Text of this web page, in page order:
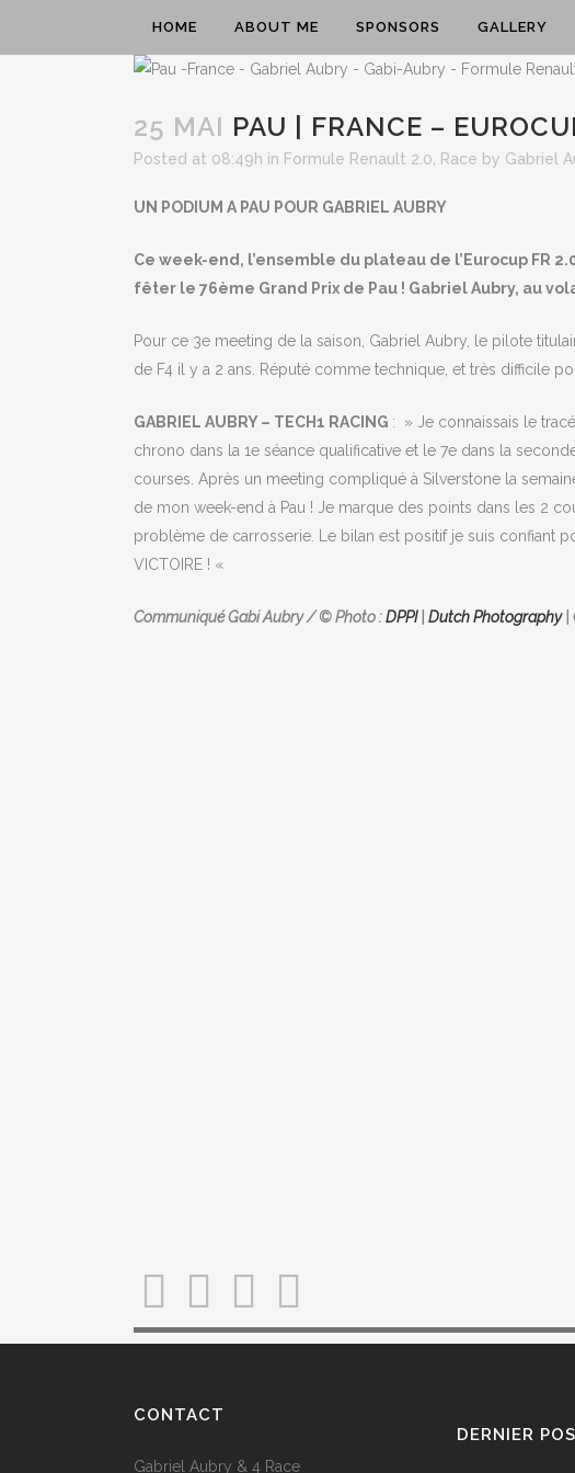
HOME ABOUT ME SPONSORS GALLERY
25 MAI PAU | FRANCE –
Posted at 08:49h in Formule Renault 2.0 Race by Gabriel
UN PODIUM A PAU POUR GABRIEL AUBRY
Ce week-end, l’ensemble du plateau de l’Eurocup FR
fêter le 76ème Grand Prix de Pau ! Gabriel Aubry, au
Pour ce 3e meeting de la saison, Gabriel Aubry, le pilote
de F4 il y a 2 ans. Réputé comme technique, et très difficile
GABRIEL AUBRY – TECH1 RACING : » Je connaissais le
chrono dans la 1e séance qualificative et le 7e dans la
courses. Après un meeting compliqué à Silverstone la
de mon week-end à Pau ! Je marque des points dans les 2
problème de carrosserie. Le bilan est positif je suis confiant
VICTOIRE ! «
Communiqué Gabi Aubry / © Photo :DPPI| Dutch Photography|
CONTACT
Gabriel Aubry & 4 Race
DERNIER